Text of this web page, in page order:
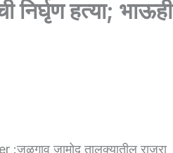
निर्घृण हत्या; भाऊही
जामोद तालुक्यातील राजूरा